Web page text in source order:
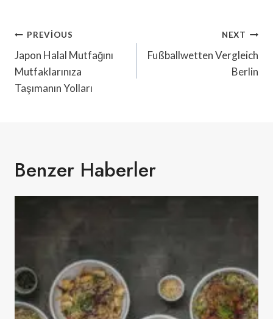
Yazı
Gezinmesi
PREVIOUS
Japon Halal Mutfağını
Mutfaklarınıza
Taşımanın Yolları
NEXT
Fußballwetten Vergleich
Berlin
Benzer Haberler